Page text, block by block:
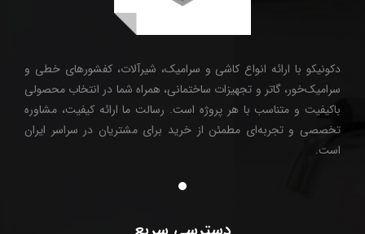
دکونیکو با ارائه انواع کاشی و سرامیک، شیرآلات، کفشورهای خطی و
سرامیک‌خور، گاتر و تجهیزات ساختمانی، همراه شما در انتخاب محصولی
باکیفیت و متناسب با هر پروژه است. رسالت ما ارائه کیفیت، مشاوره
تخصصی و تجربه‌ای مطمئن از خرید برای مشتریان در سراسر ایران
است.